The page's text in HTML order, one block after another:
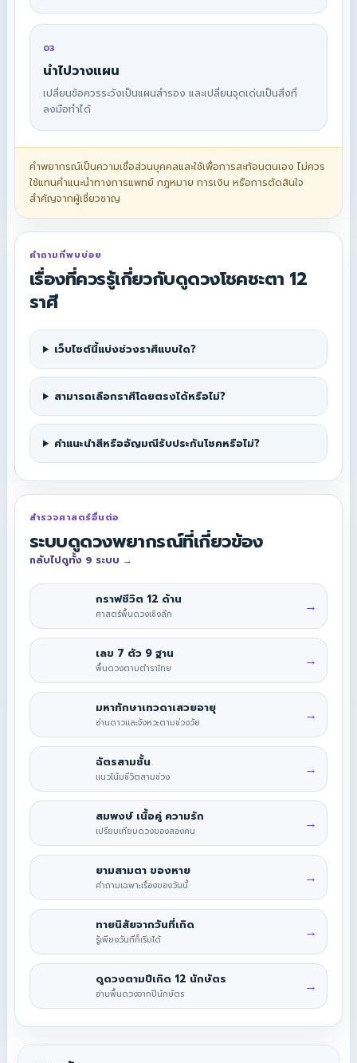
03
นำไปวางแผน
เปลี่ยนข้อควรระวังเป็นแผนสำรอง และเปลี่ยนจุดเด่นเป็นสิ่งที่
ลงมือทำได้
คำพยากรณ์เป็นความเชื่อส่วนบุคคลและใช้เพื่อการสะท้อนตนเอง ไม่ควร
ใช้แทนคำแนะนำทางการแพทย์ กฎหมาย การเงิน หรือการตัดสินใจ
สำคัญจากผู้เชี่ยวชาญ
คำถามที่พบบ่อย
เรื่องที่ควรรู้เกี่ยวกับดูดวงโชคชะตา 12
ราศี
เว็บไซต์นี้แบ่งช่วงราศีแบบใด?
สามารถเลือกราศีโดยตรงได้หรือไม่?
คำแนะนำสีหรืออัญมณีรับประกันโชคหรือไม่?
สำรวจศาสตร์อื่นต่อ
ระบบดูดวงพยากรณ์ที่เกี่ยวข้อง
กลับไปดูทั้ง 9 ระบบ →
กราฟชีวิต 12 ด้าน
ศาสตร์พื้นดวงเชิงลึก →
เลข 7 ตัว 9 ฐาน
พื้นดวงตามตำราไทย →
มหาทักษาเทวดาเสวยอายุ
อ่านดาวและจังหวะตามช่วงวัย →
ฉัตรสามชั้น
แนวโน้มชีวิตสามช่วง →
สมพงษ์ เนื้อคู่ ความรัก
เปรียบเทียบดวงของสองคน →
ยามสามตา ของหาย
คำถามเฉพาะเรื่องของวันนี้ →
ทายนิสัยจากวันที่เกิด
รู้เพียงวันที่ก็เริ่มได้ →
ดูดวงตามปีเกิด 12 นักษัตร
อ่านพื้นดวงจากปีนักษัตร →